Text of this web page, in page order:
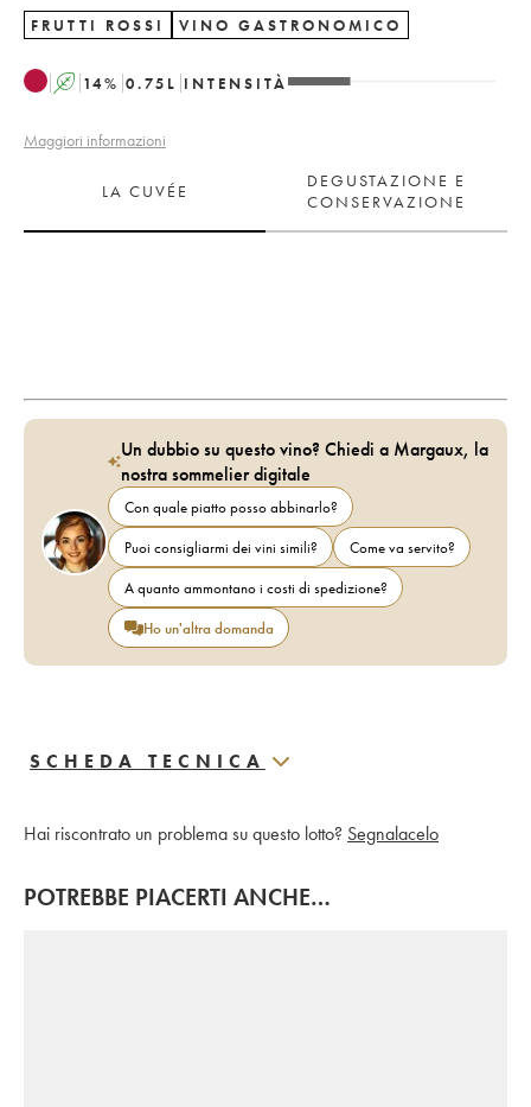
FRUTTI ROSSI VINO GASTRONOMICO
A 14% 0.75 L INTENSITÀ
Maggiori informazioni
LA CUVÉE
DEGUSTAZIONE E
CONSERVAZIONE
Un dubbio su questo vino? Chiedi a Margaux, la
nostra sommelier digitale
Con quale piatto posso abbinarlo?
Puoi consigliarmi dei vini simili?
Come va servito?
A quanto ammontano i costi di spedizione?
Ho un'altra domanda
SCHEDA TECNICA
Hai riscontrato un problema su questo lotto? Segnalacelo
POTREBBE PIACERTI ANCHE…